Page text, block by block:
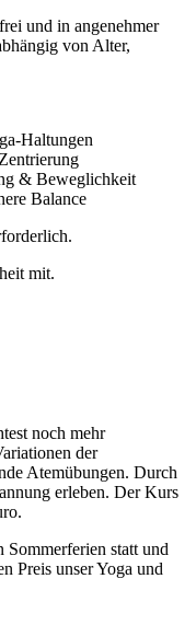
und in angenehmer
von Alter,
Haltungen
& Beweglichkeit
Balance
mit.
noch mehr
der
Atemübungen. Durch
erleben. Der Kurs
Sommerferien statt und
Preis unser Yoga und